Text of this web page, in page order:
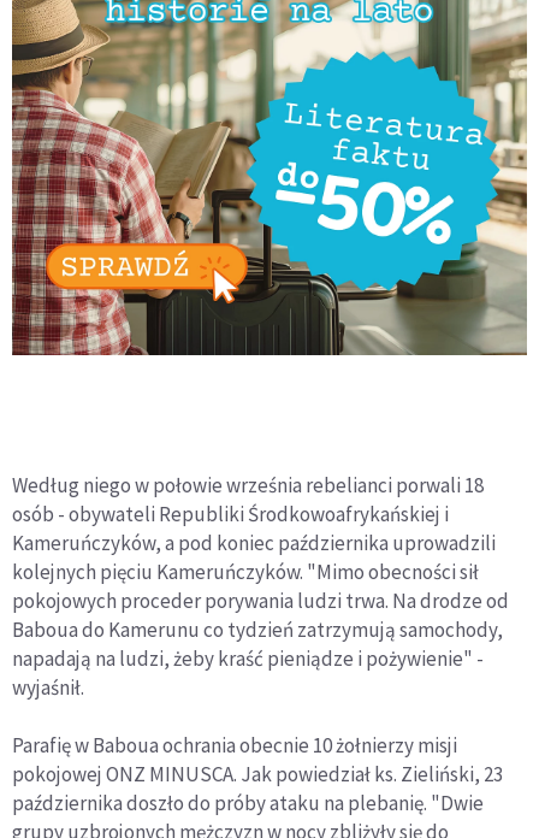
Według niego w połowie września rebelianci porwali 18
osób - obywateli Republiki Środkowoafrykańskiej i
Kameruńczyków, a pod koniec października uprowadzili
kolejnych pięciu Kameruńczyków. "Mimo obecności sił
pokojowych proceder porywania ludzi trwa. Na drodze od
Baboua do Kamerunu co tydzień zatrzymują samochody,
napadają na ludzi, żeby kraść pieniądze i pożywienie" -
wyjaśnił.
Parafię w Baboua ochrania obecnie 10 żołnierzy misji
pokojowej ONZ MINUSCA. Jak powiedział ks. Zieliński, 23
października doszło do próby ataku na plebanię. "Dwie
grupy uzbrojonych mężczyzn w nocy zbliżyły się do